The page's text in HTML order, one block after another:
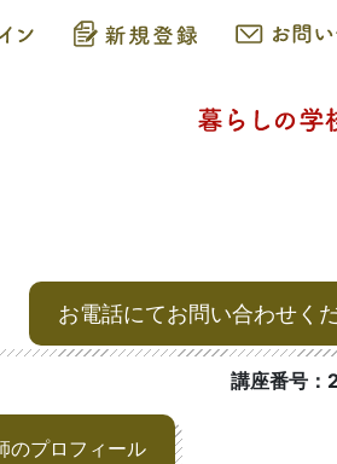
お電話にてお問い合わせく
講座番号
のプロフィール